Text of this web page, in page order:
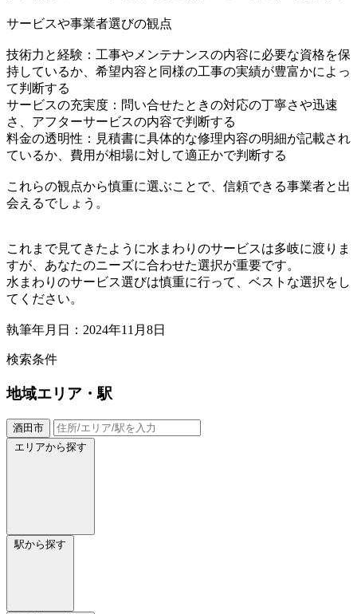
サービスや事業者選びの観点
技術力と経験：工事やメンテナンスの内容に必要な資格を保
持しているか、希望内容と同様の工事の実績が豊富かによっ
て判断する
サービスの充実度：問い合せたときの対応の丁寧さや迅速
さ、アフターサービスの内容で判断する
料金の透明性：見積書に具体的な修理内容の明細が記載され
ているか、費用が相場に対して適正かで判断する
これらの観点から慎重に選ぶことで、信頼できる事業者と出
会えるでしょう。
これまで見てきたように水まわりのサービスは多岐に渡りま
すが、あなたのニーズに合わせた選択が重要です。
水まわりのサービス選びは慎重に行って、ベストな選択をし
てください。
執筆年月日：2024年11月8日
検索条件
地域エリア・駅
酒田市
エリアから探す
駅から探す